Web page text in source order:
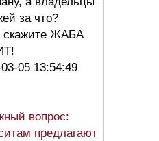
за что?
скажите ЖАБА
05 13:54:49
вопрос:
предлагают